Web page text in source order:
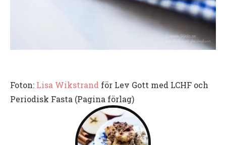
Foton: Lisa Wikstrand för Lev Gott med LCHF och
Periodisk Fasta (Pagina förlag)